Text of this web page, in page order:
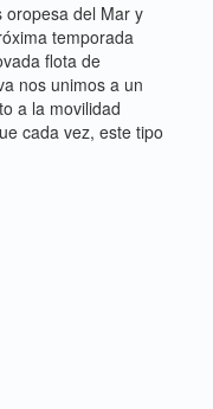
oropesa del Mar y
temporada
flota de
nos unimos a un
a la movilidad
cada vez, este tipo